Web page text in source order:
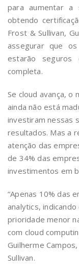
para aumentar a
obtendo
Frost & Sullivan,
assegurar que
estarão seguros
completa.
Se cloud avança, o
ainda não está
investiram nessas
resultados. Mas a
atenção das
de 34% das
investimentos em
“Apenas 10% das
analytics,
prioridade menor
com cloud
Guilherme
Sullivan.